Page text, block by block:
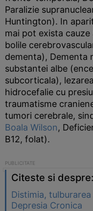
Paralizie
Huntington). In
mai pot exista
bolile
dementa), Dementa
substantei albe
subcorticala),
hidrocefalie cu
traumatisme
tumori cerebrale,
Boala Wilson,
B12, folat).
Citeste si despre:
Distimia,
Depresia Cronica